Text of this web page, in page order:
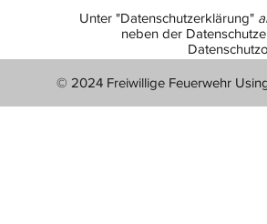
Unter "Datenschutzerklärung"
neben der
© 2024 Freiwillige Feuerwehr